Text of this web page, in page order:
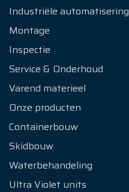
Industriële automatisering
Montage
Inspectie
Service & Onderhoud
Varend materieel
Onze producten
Containerbouw
Skidbouw
Waterbehandeling
Ultra Violet units